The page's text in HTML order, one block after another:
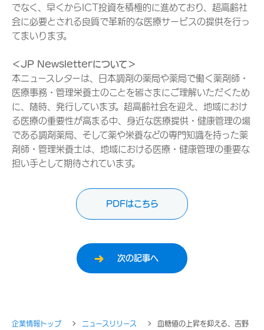
でなく、早くからICT投資を積極的に進めており、超高齢社
会に必要とされる良質で革新的な医療サービスの提供を行っ
てまいります。
＜JP Newsletterについて＞
本ニュースレターは、日本調剤の薬局や薬局で働く薬剤師・
医療事務・管理栄養士のことを皆さまにご理解いただくため
に、随時、発行しています。超高齢社会を迎え、地域におけ
る医療の重要性が高まる中、身近な医療提供・健康管理の場
である調剤薬局、そして薬や栄養などの専門知識を持った薬
剤師・管理栄養士は、地域における医療・健康管理の重要な
担い手として期待されています。
PDFはこちら
次の記事へ
企業情報トップ ニュースリリース 血糖値の上昇を抑える、吉野